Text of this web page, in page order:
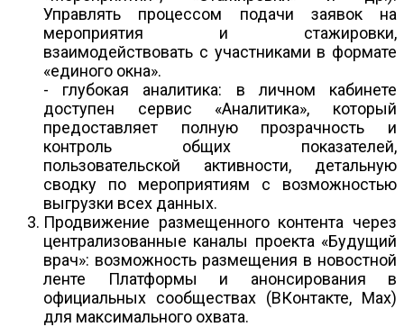
Управлять процессом подачи заявок на
мероприятия и стажировки,
взаимодействовать с участниками в формате
«единого окна».
- глубокая аналитика: в личном кабинете
доступен сервис «Аналитика», который
предоставляет полную прозрачность и
контроль общих показателей,
пользовательской активности, детальную
сводку по мероприятиям с возможностью
выгрузки всех данных.
Продвижение размещенного контента через
централизованные каналы проекта «Будущий
врач»: возможность размещения в новостной
ленте Платформы и анонсирования в
официальных сообществах (ВКонтакте, Max)
для максимального охвата.